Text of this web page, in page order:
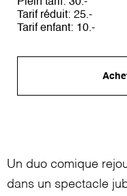
Tarif réduit 25
Tarif enfant
10
Un duo comique
dans un spectacle